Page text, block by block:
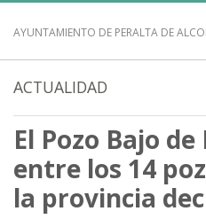
AYUNTAMIENTO DE PERALTA DE
ACTUALIDAD
El Pozo Bajo
entre los 14
la provincia